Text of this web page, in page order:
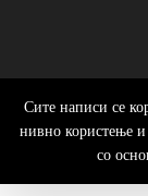
Сите написи се
нивно користење
со